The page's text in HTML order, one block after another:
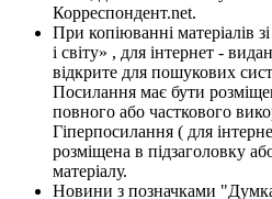
Корреспондент.net.
При копіюванні матеріалів
і світу» , для інтернет -
відкрите для пошукових
Посилання має бути
повного або часткового
Гіперпосилання ( для
розміщена в підзаголовку
матеріалу.
Новини з позначками